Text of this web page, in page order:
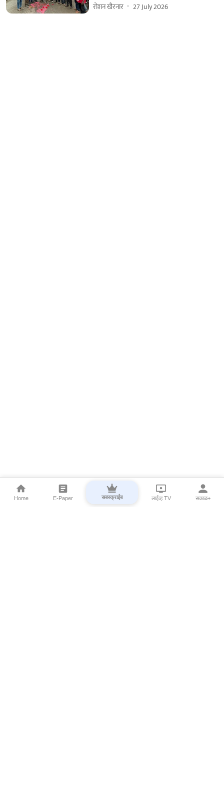
रोशन खैरनार 27 July 2026
Home E-Paper सबस्क्राईब लाईव्ह TV सकाळ+